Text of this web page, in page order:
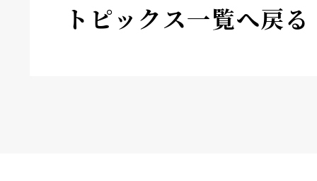
トピックス一覧へ戻る